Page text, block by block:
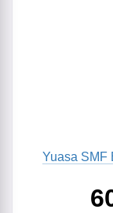
Yuasa SMF